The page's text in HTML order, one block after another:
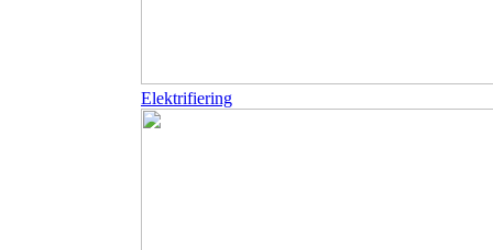
Elektrifiering